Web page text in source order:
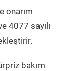
onarım
4077 sayılı
bakım